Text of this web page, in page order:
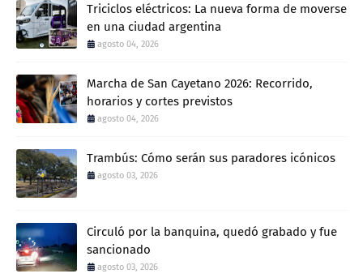
Triciclos eléctricos: La nueva forma de moverse
en una ciudad argentina
agosto 04, 2026
Marcha de San Cayetano 2026: Recorrido,
horarios y cortes previstos
agosto 04, 2026
Trambús: Cómo serán sus paradores icónicos
agosto 03, 2026
Circuló por la banquina, quedó grabado y fue
sancionado
agosto 03, 2026